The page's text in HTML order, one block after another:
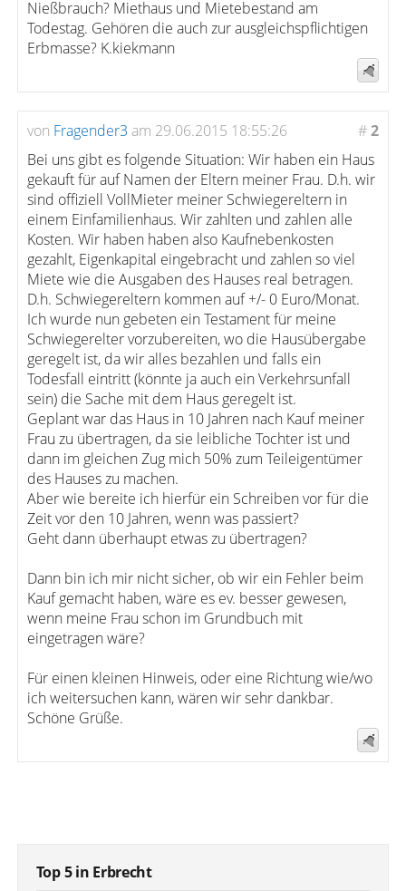
Nießbrauch? Miethaus und Mietebestand am
Todestag. Gehören die auch zur ausgleichspflichtigen
Erbmasse? K.kiekmann
von Fragender3 am 29.06.2015 18:55:26 #2
Bei uns gibt es folgende Situation: Wir haben ein Haus
gekauft für auf Namen der Eltern meiner Frau. D.h. wir
sind offiziell VollMieter meiner Schwiegereltern in
einem Einfamilienhaus. Wir zahlten und zahlen alle
Kosten. Wir haben haben also Kaufnebenkosten
gezahlt, Eigenkapital eingebracht und zahlen so viel
Miete wie die Ausgaben des Hauses real betragen.
D.h. Schwiegereltern kommen auf +/- 0 Euro/Monat.
Ich wurde nun gebeten ein Testament für meine
Schwiegerelter vorzubereiten, wo die Hausübergabe
geregelt ist, da wir alles bezahlen und falls ein
Todesfall eintritt (könnte ja auch ein Verkehrsunfall
sein) die Sache mit dem Haus geregelt ist.
Geplant war das Haus in 10 Jahren nach Kauf meiner
Frau zu übertragen, da sie leibliche Tochter ist und
dann im gleichen Zug mich 50% zum Teileigentümer
des Hauses zu machen.
Aber wie bereite ich hierfür ein Schreiben vor für die
Zeit vor den 10 Jahren, wenn was passiert?
Geht dann überhaupt etwas zu übertragen?
Dann bin ich mir nicht sicher, ob wir ein Fehler beim
Kauf gemacht haben, wäre es ev. besser gewesen,
wenn meine Frau schon im Grundbuch mit
eingetragen wäre?
Für einen kleinen Hinweis, oder eine Richtung wie/wo
ich weitersuchen kann, wären wir sehr dankbar.
Schöne Grüße.
Top 5 in Erbrecht